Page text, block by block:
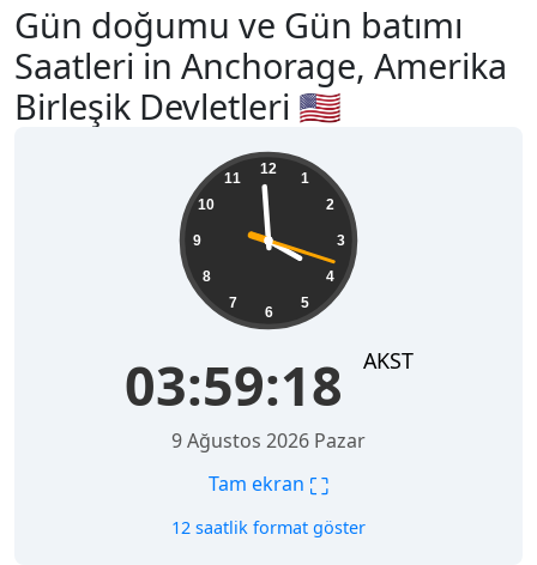
Gün doğumu ve Gün batımı
Saatleri in Anchorage, Amerika
Birleşik Devletleri 🇺🇸
12
1
2
3
4
5
6
7
8
9
10
11
03:59:20 AKST
9 Ağustos 2026 Pazar
Tam ekran ⛶
12 saatlik format göster